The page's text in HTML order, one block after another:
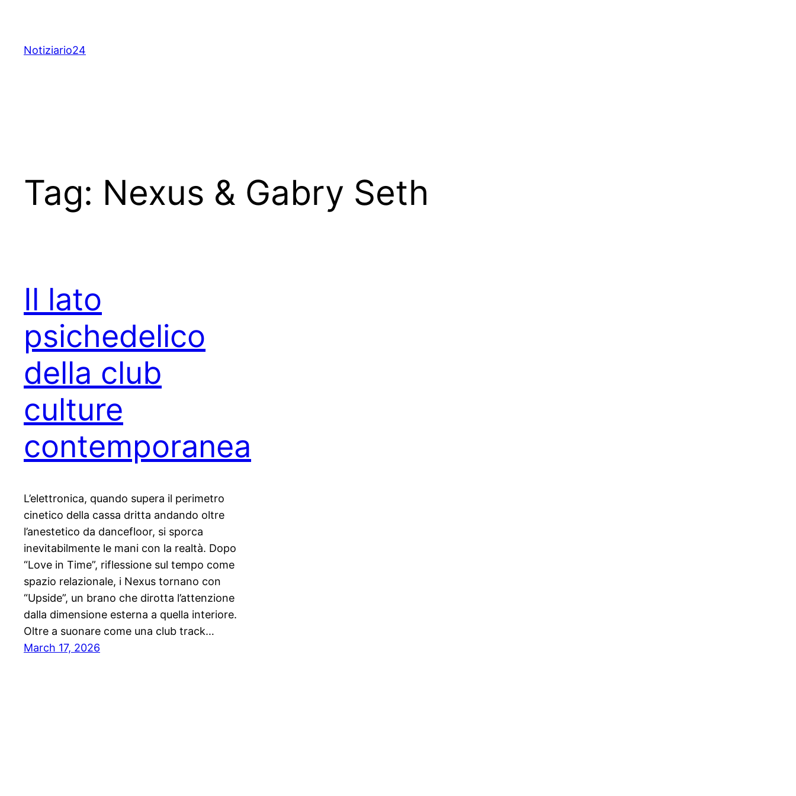
content
Notiziario24
Tag: Nexus & Gabry Seth
Il lato
psichedelico
della club
culture
contemporanea
L’elettronica, quando supera il perimetro
cinetico della cassa dritta andando oltre
l’anestetico da dancefloor, si sporca
inevitabilmente le mani con la realtà. Dopo
“Love in Time”, riflessione sul tempo come
spazio relazionale, i Nexus tornano con
“Upside”, un brano che dirotta l’attenzione
dalla dimensione esterna a quella interiore.
Oltre a suonare come una club track…
March 17, 2026